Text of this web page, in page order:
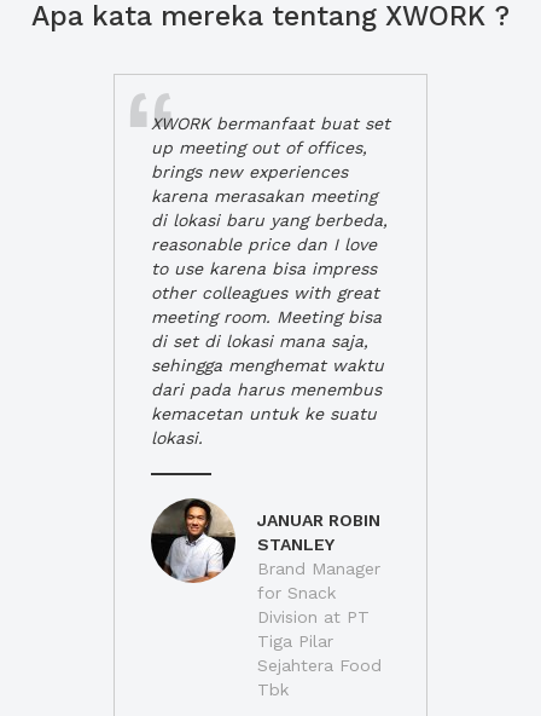
Apa kata mereka tentang XWORK ?
XWORK bermanfaat buat set
up meeting out of offices,
brings new experiences
karena merasakan meeting
di lokasi baru yang berbeda,
reasonable price dan I love
to use karena bisa impress
other colleagues with great
meeting room. Meeting bisa
di set di lokasi mana saja,
sehingga menghemat waktu
dari pada harus menembus
kemacetan untuk ke suatu
lokasi.
JANUAR ROBIN
STANLEY
Brand Manager
for Snack
Division at PT
Tiga Pilar
Sejahtera Food
Tbk